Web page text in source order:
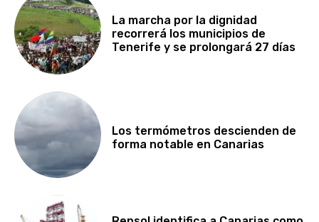
La marcha por la dignidad
recorrerá los municipios de
Tenerife y se prolongará 27 días
Los termómetros descienden de
forma notable en Canarias